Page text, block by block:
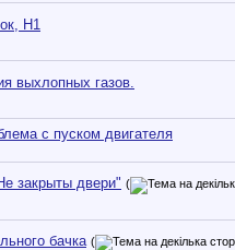
Н1
выхлопных газов.
с пуском двигателя
закрыты двери" (
бачка (